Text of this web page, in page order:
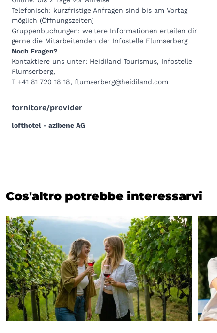
Telefonisch: kurzfristige Anfragen sind bis am Vortag
möglich (Öffnungszeiten)
Gruppenbuchungen: weitere Informationen erteilen dir
gerne die Mitarbeitenden der Infostelle Flumserberg
Noch Fragen?
Kontaktiere uns unter: Heidiland Tourismus, Infostelle
Flumserberg,
T +41 81 720 18 18, flumserberg@heidiland.com
fornitore/provider
lofthotel - azibene AG
Cos'altro potrebbe interessarvi